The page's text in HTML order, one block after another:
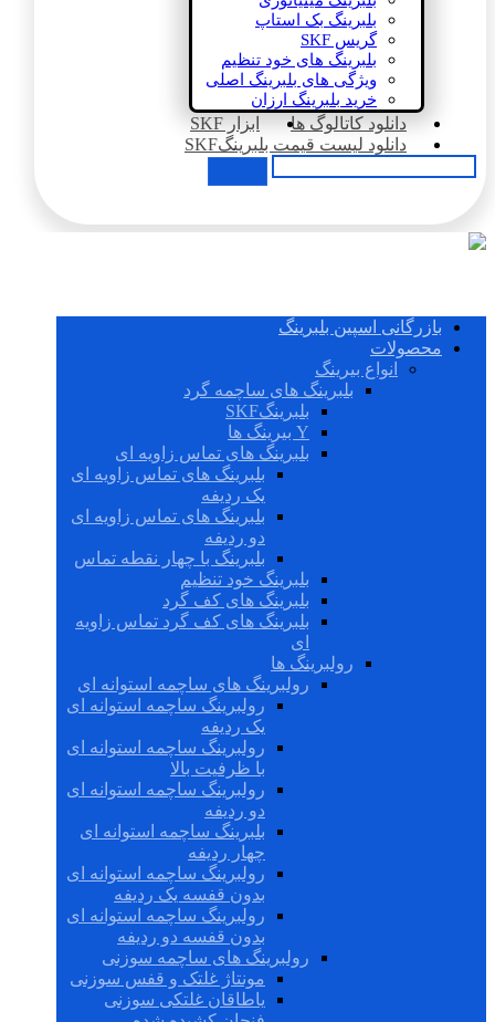
بلبرینگ بک استاپ
گریس SKF
بلبرینگ های خود تنظیم
ویژگی های بلبرینگ اصلی
خرید بلبرینگ ارزان
دانلود کاتالوگ ها
ابزار SKF
دانلود لیست قیمت بلبرینگSKF
بازرگانی اسپین بلبرینگ
محصولات
انواع بیرینگ
بلبرینگ های ساچمه گرد
بلبرینگSKF
Y بیرینگ ها
بلبرینگ های تماس زاویه ای
بلبرینگ های تماس زاویه ای
یک ردیفه
بلبرینگ های تماس زاویه ای
دو ردیفه
بلبرینگ با چهار نقطه تماس
بلبرینگ خود تنظیم
بلبرینگ های کف گرد
بلبرینگ های کف گرد تماس زاویه
ای
رولبرینگ ها
رولبرینگ های ساچمه استوانه ای
رولبرینگ ساچمه استوانه ای
یک ردیفه
رولبرینگ ساچمه استوانه ای
با ظرفیت بالا
رولبرینگ ساچمه استوانه ای
دو ردیفه
بلبرینگ ساچمه استوانه ای
چهار ردیفه
رولبرینگ ساچمه استوانه ای
بدون قفسه یک ردیفه
رولبرینگ ساچمه استوانه ای
بدون قفسه دو ردیفه
رولبرینگ های ساچمه سوزنی
مونتاژ غلتک و قفس سوزنی
یاطاقان غلتکی سوزنی